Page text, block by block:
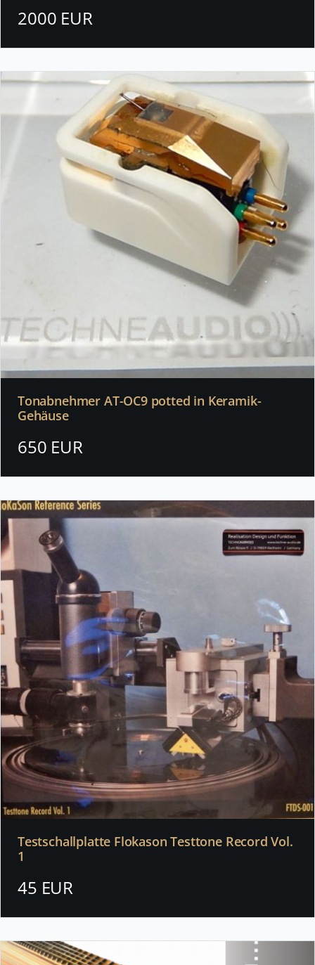
2000 EUR
Tonabnehmer AT-OC9 potted in Keramik-
Gehäuse
650 EUR
Testschallplatte Flokason Testtone Record Vol.
1
45 EUR